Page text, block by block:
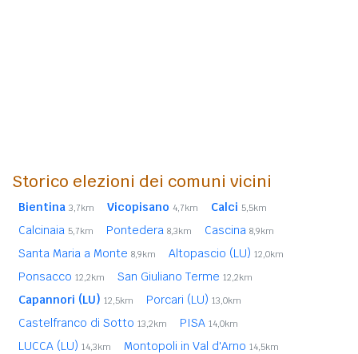
Storico elezioni dei comuni vicini
Bientina 3,7km Vicopisano 4,7km Calci 5,5km
Calcinaia 5,7km Pontedera 8,3km Cascina 8,9km
Santa Maria a Monte 8,9km Altopascio (LU) 12,0km
Ponsacco 12,2km San Giuliano Terme 12,2km
Capannori (LU) 12,5km Porcari (LU) 13,0km
Castelfranco di Sotto 13,2km PISA 14,0km
LUCCA (LU) 14,3km Montopoli in Val d'Arno 14,5km